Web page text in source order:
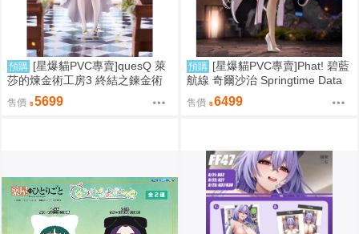
預購 [星爆貓PVC專賣]quesQ 萊
莎的煉金術工房3 終結之鍊金術
士與秘密鑰匙 萊莎琳・斯托特 婚
紗Ver. 1/7 預計2027/07到貨
售價 5699
預購 [星爆貓PVC專賣]Phat! 碧藍
航線 奇爾沙治 Springtime Data
預計2027/11到貨
售價 6499